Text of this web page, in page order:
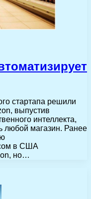
стартапа решили
выпустив
интеллекта,
любой магазин. Ранее
в США
но…